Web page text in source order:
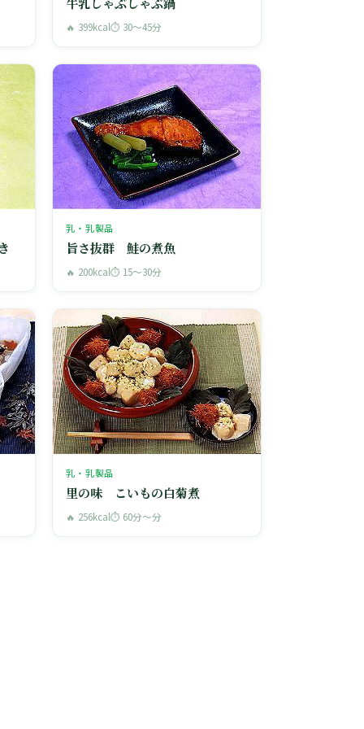
🔥 399kcal⏱ 30〜45分
乳・乳製品
旨さ抜群 鮭の煮魚
🔥 200kcal⏱ 15〜30分
乳・乳製品
里の味 こいもの白菊煮
🔥 256kcal⏱ 60分〜分